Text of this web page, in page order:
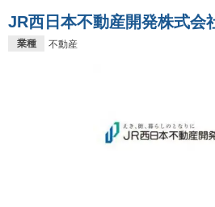
就活ノウハウ・サポート
適職診断
業種 不動産
JR西日本不動産開発株式会